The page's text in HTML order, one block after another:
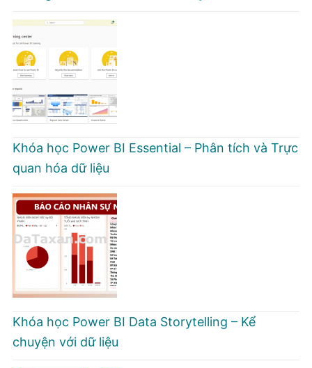
Khóa học Power BI Essential – Phân tích và Trực
quan hóa dữ liệu
Khóa học Power BI Data Storytelling – Kể
chuyện với dữ liệu